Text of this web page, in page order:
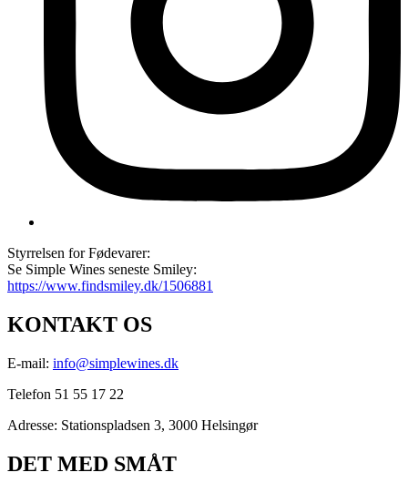
Styrrelsen for Fødevarer:
Se Simple Wines seneste Smiley:
https://www.findsmiley.dk/1506881
KONTAKT OS
E-mail: info@simplewines.dk
Telefon 51 55 17 22
Adresse: Stationspladsen 3, 3000 Helsingør
DET MED SMÅT